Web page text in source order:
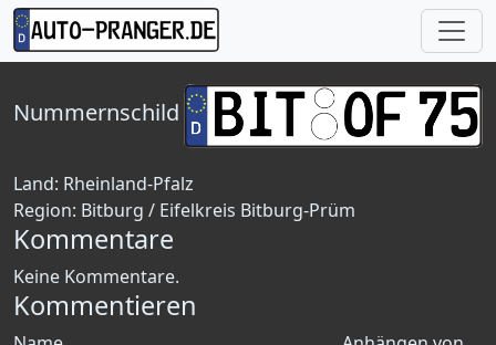
Nummernschild
Land: Rheinland-Pfalz
Region: Bitburg / Eifelkreis Bitburg-Prüm
Kommentare
Keine Kommentare.
Kommentieren